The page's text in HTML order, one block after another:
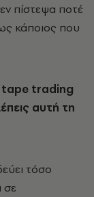
πίστεψα ποτέ
κάποιος που
tape trading
αυτή τη
τόσο
σε